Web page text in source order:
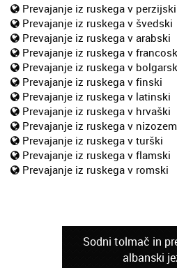
Prevajanje iz ruskega v perzijski
Prevajanje iz ruskega v švedski
Prevajanje iz ruskega v arabski
Prevajanje iz ruskega v
Prevajanje iz ruskega v
Prevajanje iz ruskega v finski
Prevajanje iz ruskega v latinski
Prevajanje iz ruskega v hrvaški
Prevajanje iz ruskega v
Prevajanje iz ruskega v turški
Prevajanje iz ruskega v flamski
Prevajanje iz ruskega v romski
Sodni tolmač in
albanski